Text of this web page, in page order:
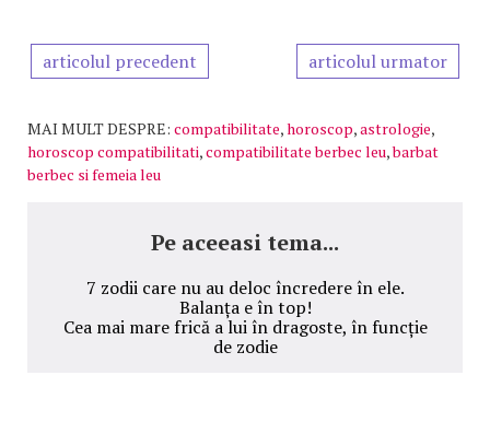
articolul precedent articolul urmator
MAI MULT DESPRE: compatibilitate,horoscop,astrologie,
horoscop compatibilitati,compatibilitate berbec leu,barbat
berbec si femeia leu
Pe aceeasi tema...
7 zodii care nu au deloc încredere în ele.
Balanța e în top!
Cea mai mare frică a lui în dragoste, în funcție
de zodie